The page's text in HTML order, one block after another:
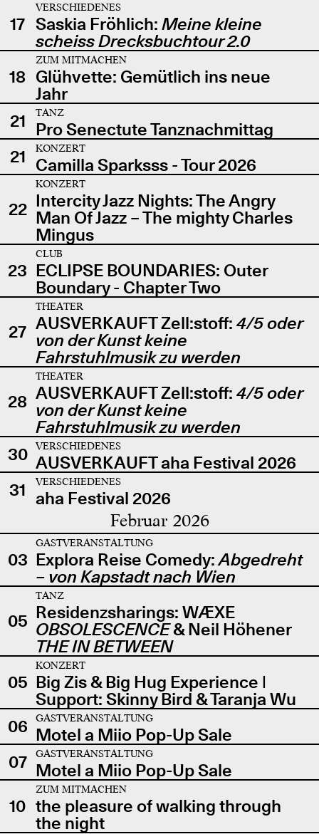
17
VERSCHIEDENES
Saskia Fröhlich: Meine kleine
scheiss Drecksbuchtour 2.0
18
ZUM MITMACHEN
Glühvette: Gemütlich ins neue
Jahr
21
TANZ
Pro Senectute Tanznachmittag
21
KONZERT
Camilla Sparksss - Tour 2026
22
KONZERT
Intercity Jazz Nights: The Angry
Man Of Jazz – The mighty Charles
Mingus
23
CLUB
ECLIPSE BOUNDARIES: Outer
Boundary - Chapter Two
27
THEATER
AUSVERKAUFT Zell:stoff: 4/5 oder
von der Kunst keine
Fahrstuhlmusik zu werden
28
THEATER
AUSVERKAUFT Zell:stoff: 4/5 oder
von der Kunst keine
Fahrstuhlmusik zu werden
30
VERSCHIEDENES
AUSVERKAUFT aha Festival 2026
31
VERSCHIEDENES
aha Festival 2026
Februar 2026
03
GASTVERANSTALTUNG
Explora Reise Comedy:Abgedreht
– von Kapstadt nach Wien
05
TANZ
Residenzsharings: WÆXE
OBSOLESCENCE& Neil Höhener
THE IN BETWEEN
05
KONZERT
Big Zis & Big Hug Experience |
Support: Skinny Bird & Taranja Wu
06
GASTVERANSTALTUNG
Motel a Miio Pop-Up Sale
07
GASTVERANSTALTUNG
Motel a Miio Pop-Up Sale
10
ZUM MITMACHEN
the pleasure of walking through
the night